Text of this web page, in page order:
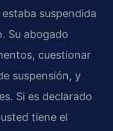
suspendida
Su abogado
cuestionar
suspensión, y
Si es declarado
tiene el